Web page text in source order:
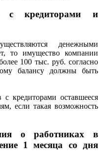
с кредиторами и
денежными
то имущество компании
100 тыс. руб. согласно
балансу должны быть
с кредиторами оставшееся
если такая возможность
о работниках в
1 месяца со дня